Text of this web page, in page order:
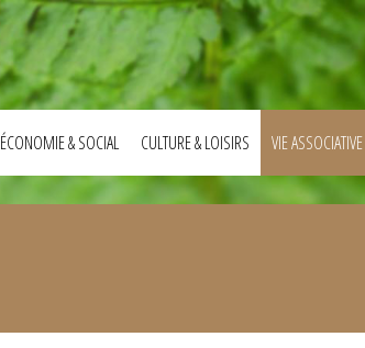
ÉCONOMIE & SOCIAL CULTURE & LOISIRS VIE ASSOCIATIVE